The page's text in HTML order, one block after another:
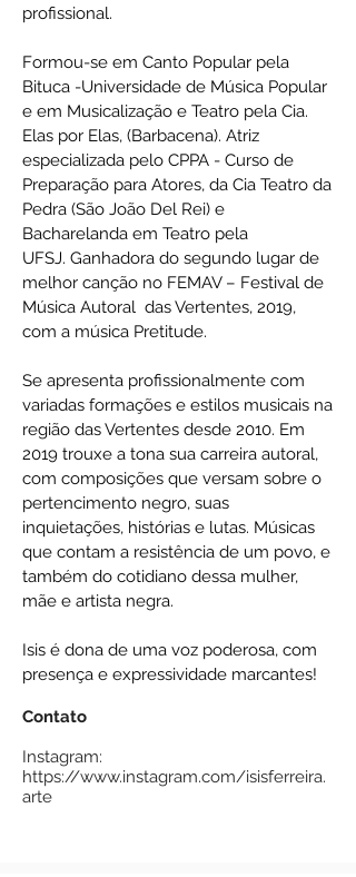
profissional.
Formou-se em Canto Popular pela
Bituca -Universidade de Música Popular
e em Musicalização e Teatro pela Cia.
Elas por Elas, (Barbacena). Atriz
especializada pelo CPPA - Curso de
Preparação para Atores, da Cia Teatro da
Pedra (São João Del Rei) e
Bacharelanda em Teatro pela
UFSJ. Ganhadora do segundo lugar de
melhor canção no FEMAV – Festival de
Música Autoral das Vertentes, 2019,
com a música Pretitude.
Se apresenta profissionalmente com
variadas formações e estilos musicais na
região das Vertentes desde 2010. Em
2019 trouxe a tona sua carreira autoral,
com composições que versam sobre o
pertencimento negro, suas
inquietações, histórias e lutas. Músicas
que contam a resistência de um povo, e
também do cotidiano dessa mulher,
mãe e artista negra.
Isis é dona de uma voz poderosa, com
presença e expressividade marcantes!
Contato
Instagram:
https://www.instagram.com/isisferreira.
arte